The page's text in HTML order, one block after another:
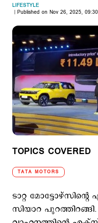
LIFESTYLE
Published on Nov 26, 2025,
TOPICS COVERED
TATA MOTORS
ടാറ്റ
സിയാറ